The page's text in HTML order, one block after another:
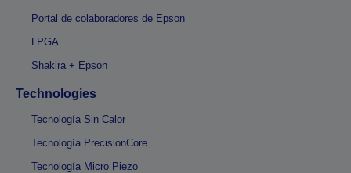
Portal de colaboradores de Epson
LPGA
Shakira + Epson
Technologies
Tecnología Sin Calor
Tecnología PrecisionCore
Tecnología Micro Piezo